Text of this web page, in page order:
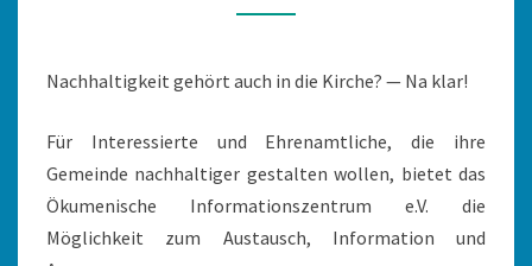
Nachhaltigkeit gehört auch in die Kirche? — Na klar!
Für Interessierte und Ehrenamtliche, die ihre
Gemeinde nachhaltiger gestalten wollen, bietet das
Ökumenische Informationszentrum e.V. die
Möglichkeit zum Austausch, Information und